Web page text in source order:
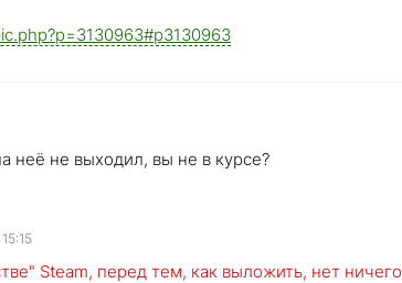
неё не выходил, вы не в курсе?
Steam, перед тем, как выложить, нет